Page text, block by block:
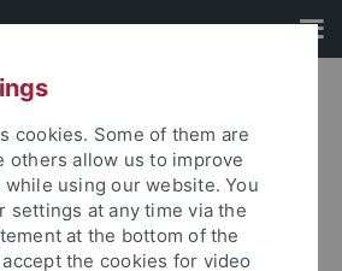
...
cookies. Some of them are
others allow us to improve
using our website. You
settings at any time via the
at the bottom of the
the cookies for video